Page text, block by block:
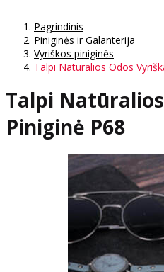
Pagrindinis
Piniginės ir Galanterija
Vyriškos piniginės
Talpi Natūralios Odos
Talpi
Piniginė P68